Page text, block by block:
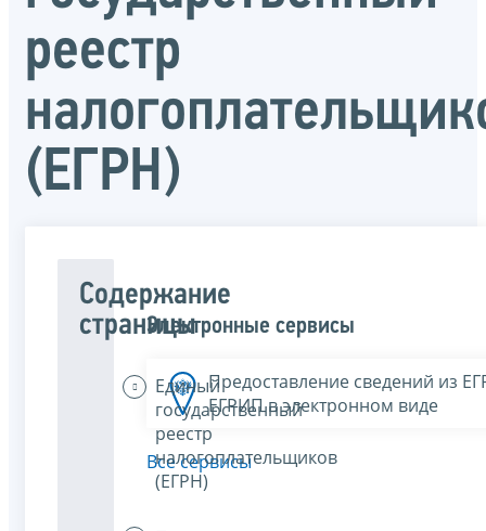
реестр
(ЕГРН)
Содержание
страницы
Единый
государственный
реестр
налогоплательщиков
(ЕГРН)
Электронные сервисы
Предоставление сведений из
ЕГРИП в электронном виде
Все сервисы